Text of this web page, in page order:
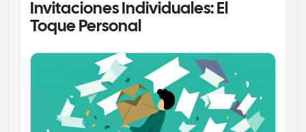
Invitaciones Individuales: El
Toque Personal